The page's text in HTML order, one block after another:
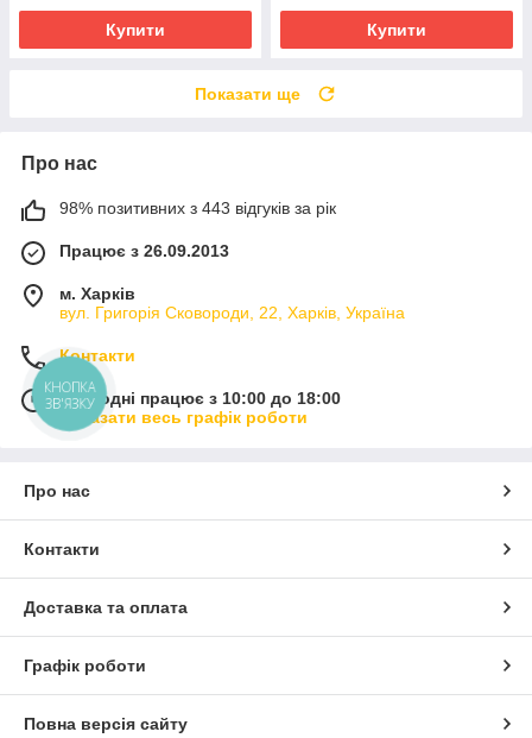
Купити Купити
Показати ще
Про нас
98% позитивних з 443 відгуків за рік
Працює з 26.09.2013
м. Харків
вул. Григорія Сковороди, 22, Харків, Україна
Контакти
Сьогодні працює з 10:00 до 18:00
Показати весь графік роботи
Про нас
Контакти
Доставка та оплата
Графік роботи
Повна версія сайту
КНОПКА
ЗВ'ЯЗКУ